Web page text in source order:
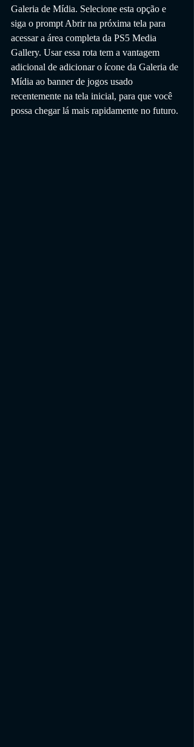
Galeria de Mídia. Selecione esta opção e
siga o prompt Abrir na próxima tela para
acessar a área completa da PS5 Media
Gallery. Usar essa rota tem a vantagem
adicional de adicionar o ícone da Galeria de
Mídia ao banner de jogos usado
recentemente na tela inicial, para que você
possa chegar lá mais rapidamente no futuro.